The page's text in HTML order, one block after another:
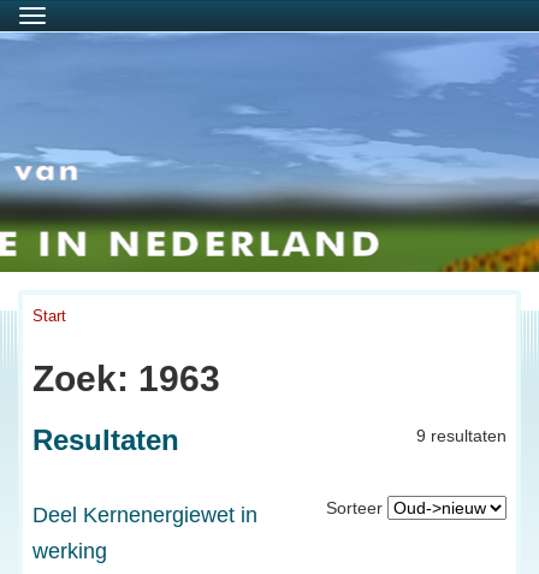
Menu
Start
Zoek: 1963
9 resultaten
Resultaten
Sorteer
Deel Kernenergiewet in
werking